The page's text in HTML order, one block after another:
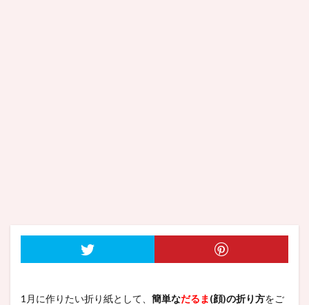
1月に作りたい折り紙として、 簡単なだるま (顔)の折り方をご